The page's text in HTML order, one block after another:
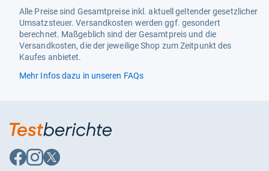
Alle Preise sind Gesamtpreise inkl. aktuell geltender gesetzlicher
Umsatzsteuer. Versandkosten werden ggf. gesondert
berechnet. Maßgeblich sind der Gesamtpreis und die
Versandkosten, die der jeweilige Shop zum Zeitpunkt des
Kaufes anbietet.
Mehr Infos dazu in unseren FAQs
Auf
Facebook
Auf
Instagram
Auf
X